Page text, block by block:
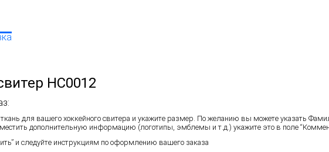
HC0012
для вашего хоккейного свитера и укажите размер. По желанию вы можете указать
дополнительную информацию (логотипы, эмблемы и т.д.) укажите это в поле
и следуйте инструкциям по оформлению вашего заказа